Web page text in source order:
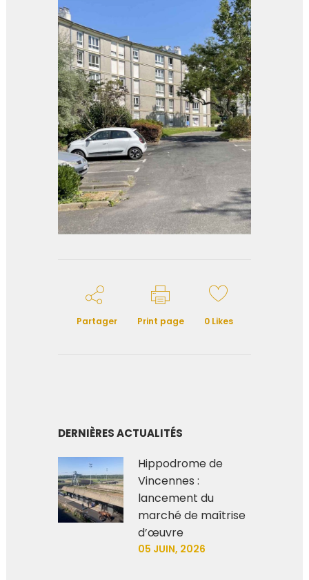
Partager Print page 0Likes
DERNIÈRES ACTUALITÉS
Hippodrome de
Vincennes :
lancement du
marché de maîtrise
d’œuvre
05 JUIN, 2026